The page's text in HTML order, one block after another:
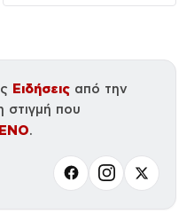
Ειδήσεις από την
στιγμή που
.